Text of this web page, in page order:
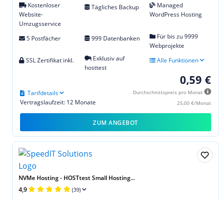
Kostenloser
Website-
Umzugsservice
Tägliches Backup
Managed
WordPress Hosting
5 Postfächer 999 Datenbanken
Für bis zu 9999
Webprojekte
SSL Zertifikat inkl.
Exklusiv auf
hosttest
Alle Funktionen
0,59 €
Durchschnittspreis pro Monat
25,00 €/Monat
Vertragslaufzeit: 12 Monate
Tarifdetails
ZUM ANGEBOT
NVMe Hosting - HOSTtest Small Hosting...
4,9 (39)